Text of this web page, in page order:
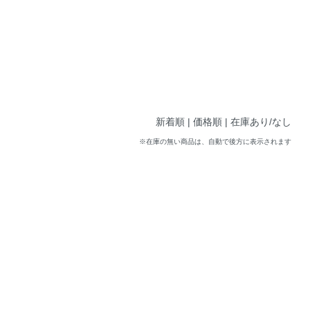
新着順 | 価格順 |在庫あり/なし
※在庫の無い商品は、自動で後方に表示されます